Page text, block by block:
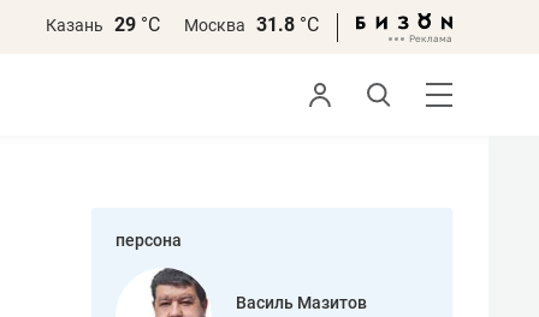
Казань 29 °С Москва 31.8 °С
персона
Василь Мазитов